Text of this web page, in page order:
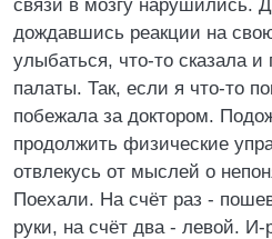
связи в мозгу нарушились.
дождавшись реакции на
улыбаться, что-то сказала
палаты. Так, если я что-то
побежала за доктором.
продолжить физические
отвлекусь от мыслей о
Поехали. На счёт раз -
руки, на счёт два - левой. И-